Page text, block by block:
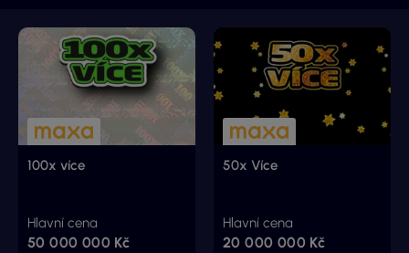
100x více
Hlavní cena
50 000 000 Kč
50x Více
Hlavní cena
20 000 000 Kč